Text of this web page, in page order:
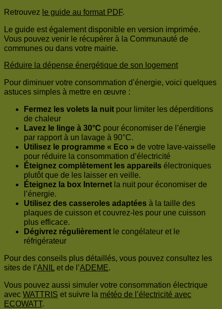
Retrouvez le guide au format PDF.
Le guide est également disponible en version imprimée.
Vous pouvez venir le récupérer à la Communauté de
communes ou dans votre mairie.
Réduire la dépense énergétique de son logement
Pour diminuer votre consommation d’énergie, voici quelques
astuces simples à mettre en œuvre :
Fermez les volets la nuit pour limiter les déperditions
de chaleur
Lavez le linge à 30°C pour économiser de l’énergie
par rapport à un lavage à 90°C.
Utilisez le programme « Eco » de votre lave-vaisselle
pour réduire la consommation d’électricité
Éteignez complètement les appareils électroniques
plutôt que de les laisser en veille.
Éteignez la box Internet la nuit pour économiser de
l’énergie.
Utilisez des casseroles adaptées à la taille des
plaques de cuisson et couvrez-les pour une cuisson
plus efficace.
Dégivrez régulièrement le congélateur et le
réfrigérateur
Pour des conseils plus détaillés, vous pouvez consultez les
sites de l’ANIL et de l’ADEME.
Vous pouvez aussi simuler votre consommation électrique
avec WATTRIS et suivre la météo de l’électricité avec
ECOWATT.